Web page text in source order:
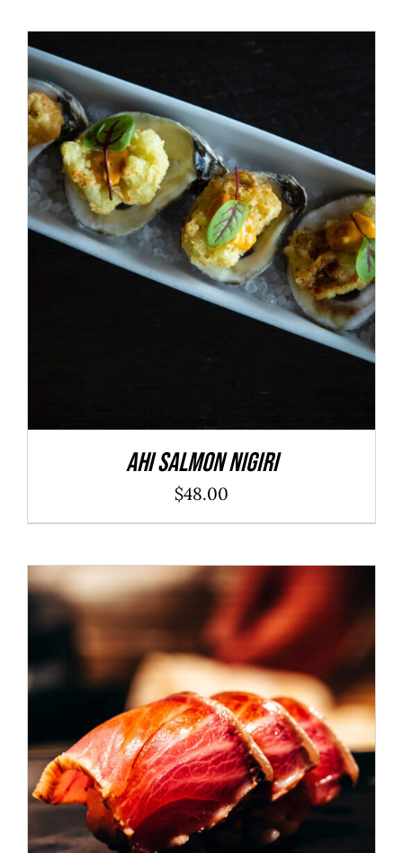
ADD TO CART / DÉTAILS
Ahi Salmon Nigiri
$48.00
ADD TO CART / DÉTAILS